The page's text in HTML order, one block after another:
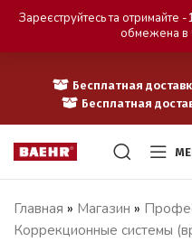
Бесплатная
Бесплатная
Главная » Магазин »
Коррекционные системы
Зареєструйтесь та
обмежена в